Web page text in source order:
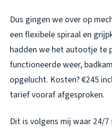
Dus gingen we over op
een flexibele spiraal en
hadden we het autootje te
functioneerde weer,
opgelucht. Kosten? €245
tarief vooraf afgesproken.
Dit is volgens mij waar 24/